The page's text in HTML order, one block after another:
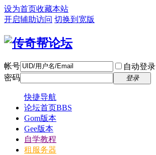
设为首页收藏本站
开启辅助访问 切换到宽版
帐号 自动登录
密码
登录
快捷导航
论坛首页BBS
Gom版本
Gee版本
自学教程
租服务器